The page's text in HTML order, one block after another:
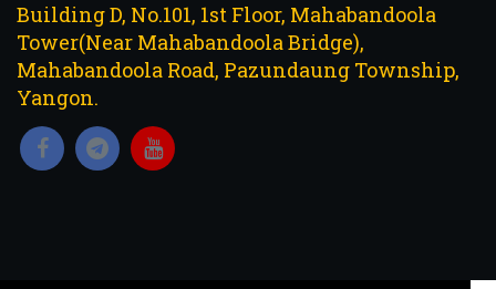
Building D, No.101, 1st Floor, Mahabandoola
Tower(Near Mahabandoola Bridge),
Mahabandoola Road, Pazundaung Township,
Yangon.